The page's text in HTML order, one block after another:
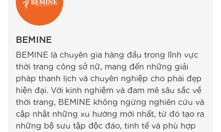
BEMINE
BEMINE là chuyên gia hàng đầu trong lĩnh vực
thời trang công sở nữ, mang đến những giải
pháp thanh lịch và chuyên nghiệp cho phái đẹp
hiện đại. Với kinh nghiệm và đam mê sâu sắc về
thời trang, BEMINE không ngừng nghiên cứu và
cập nhật những xu hướng mới nhất, từ đó tạo ra
những bộ sưu tập độc đáo, tinh tế và phù hợp